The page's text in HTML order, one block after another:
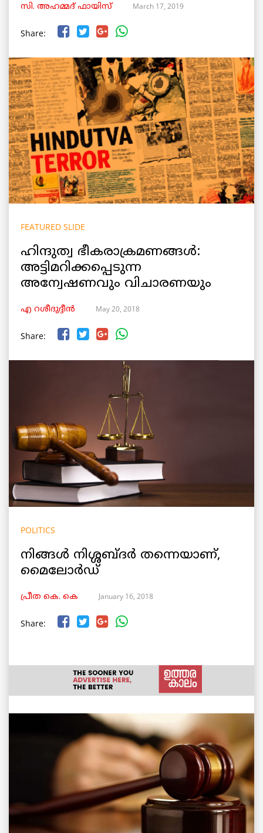
സി. അഹമ്മദ് ഫായിസ് March 17, 2019
Share:
FEATURED SLIDE
ഹിന്ദുത്വ ഭീകരാക്രമണങ്ങൾ:
അട്ടിമറിക്കപ്പെടുന്ന
അന്വേഷണവും വിചാരണയും
എ റശീദുദ്ദീന്‍ May 20, 2018
Share:
POLITICS
നിങ്ങള്‍ നിശ്ശബ്ദര്‍ തന്നെയാണ്,
മൈലോര്‍ഡ്
പ്രീത കെ. കെ January 16, 2018
Share: